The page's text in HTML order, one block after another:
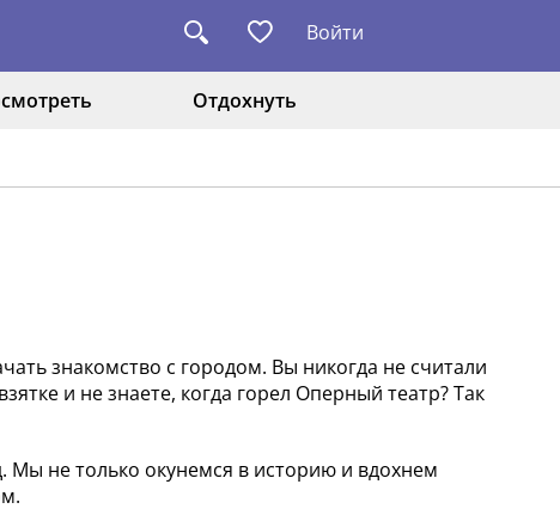
Войти
Отдохнуть
знакомство с городом. Вы никогда не считали
и не знаете, когда горел Оперный театр? Так
не только окунемся в историю и вдохнем